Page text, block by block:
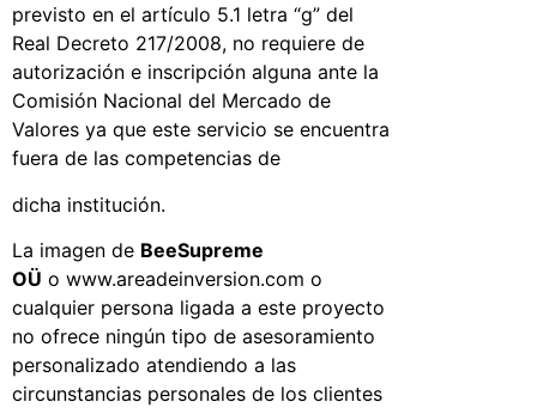
previsto en el artículo 5.1 letra “g” del
Real Decreto 217/2008, no requiere de
autorización e inscripción alguna ante la
Comisión Nacional del Mercado de
Valores ya que este servicio se encuentra
fuera de las competencias de
dicha institución.
La imagen de BeeSupreme
OÜ o www.areadeinversion.com o
cualquier persona ligada a este proyecto
no ofrece ningún tipo de asesoramiento
personalizado atendiendo a las
circunstancias personales de los clientes